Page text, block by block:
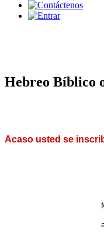
Hebreo Bíblico
Acaso usted se